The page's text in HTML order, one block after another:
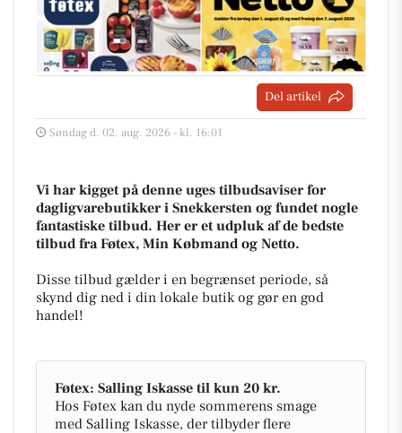
Del artikel
Søndag d. 02. aug. 2026 - kl. 16:01
Vi har kigget på denne uges tilbudsaviser for
dagligvarebutikker i Snekkersten og fundet nogle
fantastiske tilbud. Her er et udpluk af de bedste
tilbud fra Føtex, Min Købmand og Netto.
Disse tilbud gælder i en begrænset periode, så
skynd dig ned i din lokale butik og gør en god
handel!
Føtex: Salling Iskasse til kun 20 kr.
Hos Føtex kan du nyde sommerens smage
med Salling Iskasse, der tilbyder flere